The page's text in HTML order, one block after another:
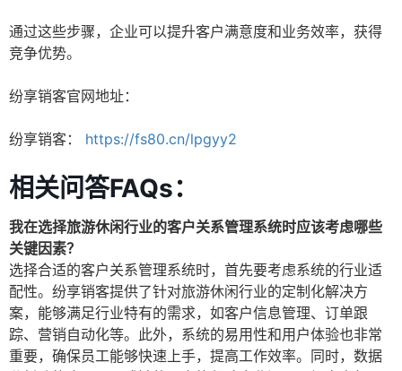
通过这些步骤，企业可以提升客户满意度和业务效率，获得
竞争优势。
纷享销客官网地址：
纷享销客： https://fs80.cn/lpgyy2
相关问答FAQs：
我在选择旅游休闲行业的客户关系管理系统时应该考虑哪些
关键因素？
选择合适的客户关系管理系统时，首先要考虑系统的行业适
配性。纷享销客提供了针对旅游休闲行业的定制化解决方
案，能够满足行业特有的需求，如客户信息管理、订单跟
踪、营销自动化等。此外，系统的易用性和用户体验也非常
重要，确保员工能够快速上手，提高工作效率。同时，数据